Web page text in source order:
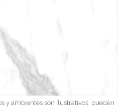
y ambientes son ilustrativos, pueden